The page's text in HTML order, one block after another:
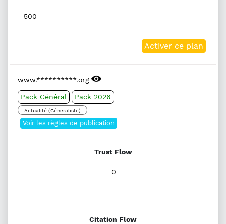
500
Activer ce plan
www.**********.org
Pack Général Pack 2026
Actualité (Généraliste)
Voir les règles de publication
Trust Flow
0
Citation Flow